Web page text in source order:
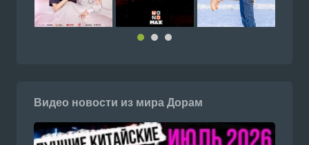
Видео новости из мира Дорам